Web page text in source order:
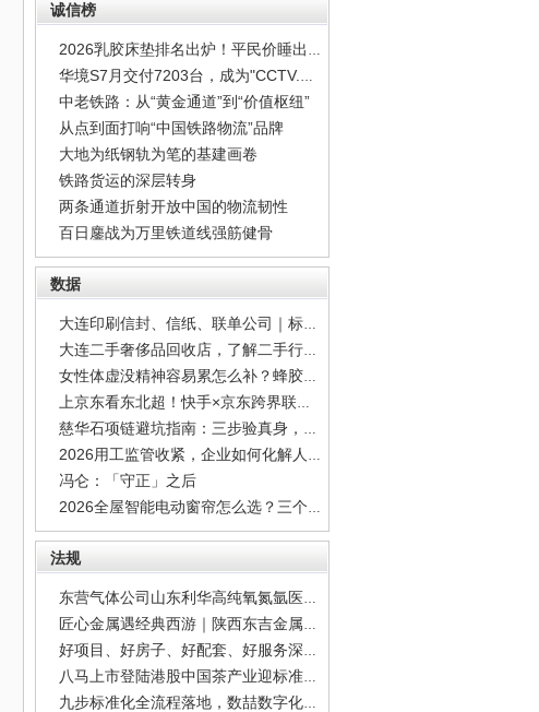
诚信榜
2026乳胶床垫排名出炉！平民价睡出顶配安眠
华境S7月交付7203台，成为"CCTV.家庭智能出行
中老铁路：从“黄金通道”到“价值枢纽”
从点到面打响“中国铁路物流”品牌
大地为纸钢轨为笔的基建画卷
铁路货运的深层转身
两条通道折射开放中国的物流韧性
百日鏖战为万里铁道线强筋健骨
数据
大连印刷信封、信纸、联单公司｜标准公文信封
大连二手奢侈品回收店，了解二手行情再出手，
女性体虚没精神容易累怎么补？蜂胶调理容易疲
上京东看东北超！快手×京东跨界联动，观赛猜
慈华石项链避坑指南：三步验真身，别让"高仿”
2026用工监管收紧，企业如何化解人力综合难题
冯仑：「守正」之后
2026全屋智能电动窗帘怎么选？三个标准帮你筛
法规
东营气体公司山东利华高纯氧氮氩医用氧干冰齐
匠心金属遇经典西游｜陕西东吉金属科技×99版
好项目、好房子、好配套、好服务深度拆解宝能
八马上市登陆港股中国茶产业迎标准化品牌化里
九步标准化全流程落地，数喆数字化方案破解二